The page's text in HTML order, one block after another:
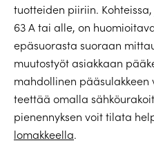
tuotteiden piiriin.
63 A tai alle, on
epäsuorasta suoraan
muutostyöt asiakkaan
mahdollinen pääsulakkeen
teettää omalla
pienennyksen voit tilata
lomakkeella.